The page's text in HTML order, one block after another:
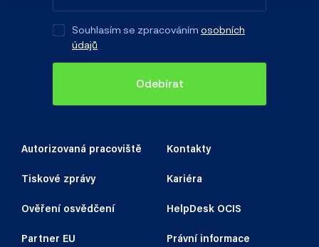
Autorizovaná pracoviště Kontakty
Tiskové zprávy Kariéra
Ověření osvědčení HelpDesk OCIS
Partner EU Právní informace
Souhlasím se zpracováním osobních
údajů
Odebírat